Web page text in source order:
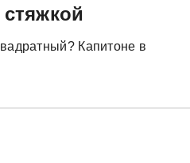
Капитоне в